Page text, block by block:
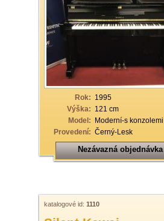
Rok: 1995
Výška: 121 cm
Model: Moderní-s konzolemi
Provedení: Černý-Lesk
Nezávazná objednávka
katalogové id: 1110